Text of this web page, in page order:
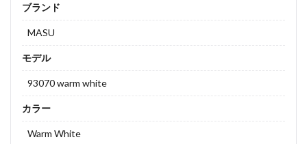
ブランド
MASU
モデル
93070 warm white
カラー
Warm White